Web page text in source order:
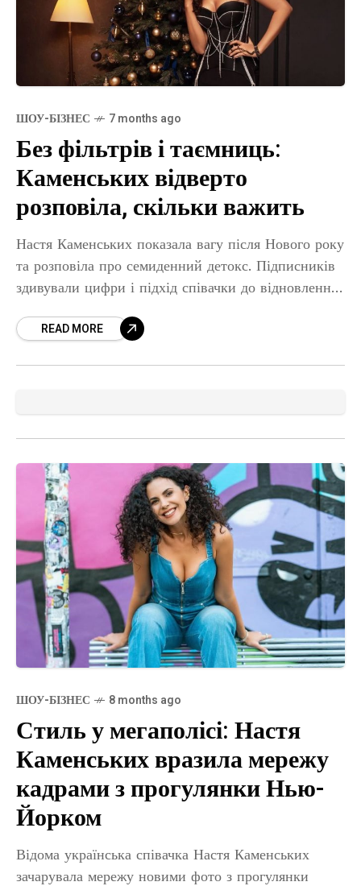
ШОУ-БІЗНЕС 7 months ago
Без фільтрів і таємниць:
Каменських відверто
розповіла, скільки важить
Настя Каменських показала вагу після Нового року
та розповіла про семиденний детокс. Підписників
здивували цифри і підхід співачки до відновлення.
четвертий день після новорічних
READ MORE
ШОУ-БІЗНЕС 8 months ago
Стиль у мегаполісі: Настя
Каменських вразила мережу
кадрами з прогулянки Нью-
Йорком
Відома українська співачка Настя Каменських
зачарувала мережу новими фото з прогулянки